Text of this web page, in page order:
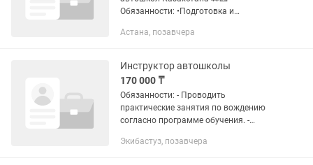
Обязанности: •Подготовка и
отчётности по оформленным
заполнения...
Астана, позавчера
Инструктор автошколы
170 000 ₸
Обязанности: - Проводить
практические занятия по вождению
согласно программе обучения. -
дорожного движения и безопасное
Экибастуз, позавчера